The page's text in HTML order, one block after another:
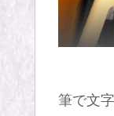
筆で文